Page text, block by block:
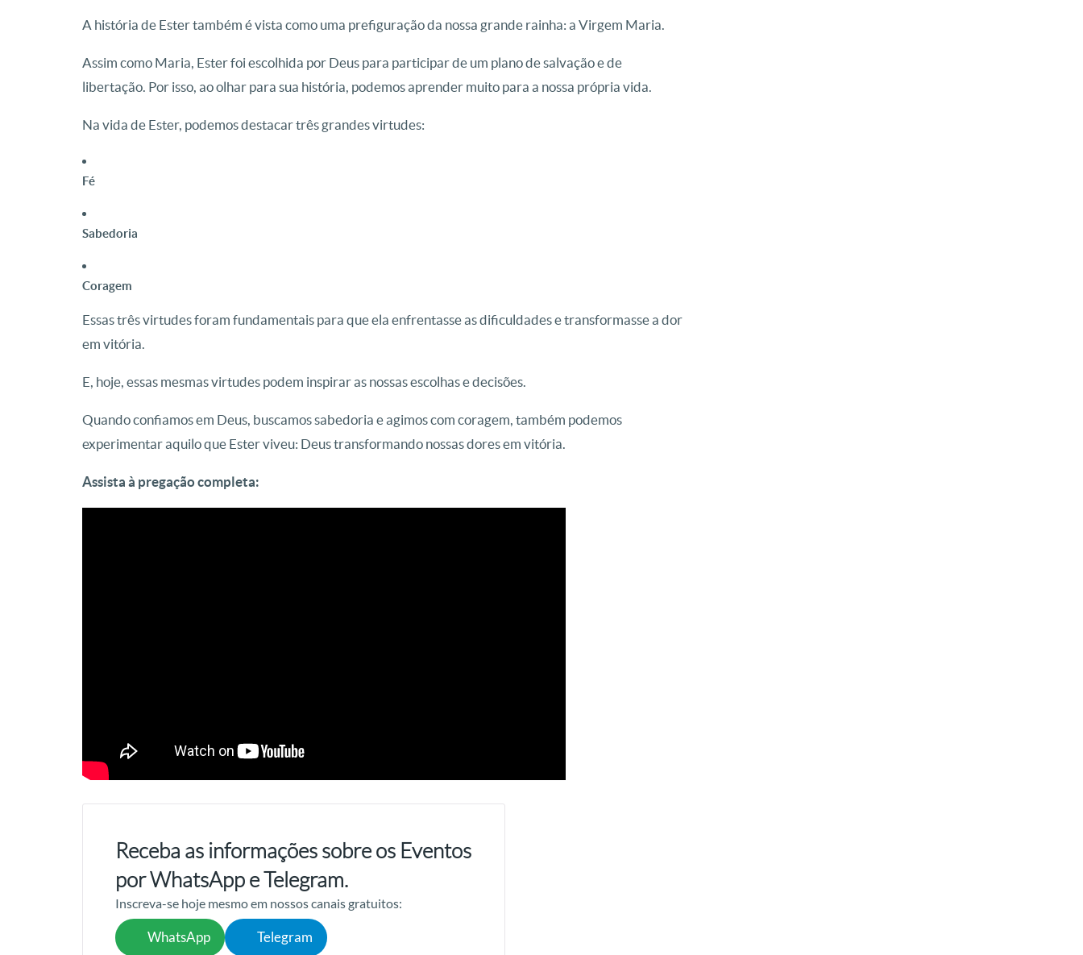
A história de Ester também é vista como uma prefiguração da nossa grande rainha: a Virgem Maria.
Assim como Maria, Ester foi escolhida por Deus para participar de um plano de salvação e de
libertação. Por isso, ao olhar para sua história, podemos aprender muito para a nossa própria vida.
Na vida de Ester, podemos destacar três grandes virtudes:
Fé
Sabedoria
Coragem
Essas três virtudes foram fundamentais para que ela enfrentasse as dificuldades e transformasse a dor
em vitória.
E, hoje, essas mesmas virtudes podem inspirar as nossas escolhas e decisões.
Quando confiamos em Deus, buscamos sabedoria e agimos com coragem, também podemos
experimentar aquilo que Ester viveu: Deus transformando nossas dores em vitória.
Assista à pregação completa:
Receba as informações sobre os Eventos
por WhatsApp e Telegram.
Inscreva-se hoje mesmo em nossos canais gratuitos:
WhatsApp Telegram